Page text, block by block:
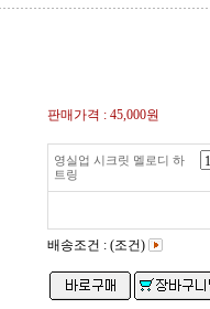
판매가격 : 45,000원
영실업 시크릿 멜로디 하
트링
배송조건 : (조건)